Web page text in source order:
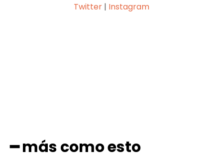
Twitter | Instagram
━ más como esto